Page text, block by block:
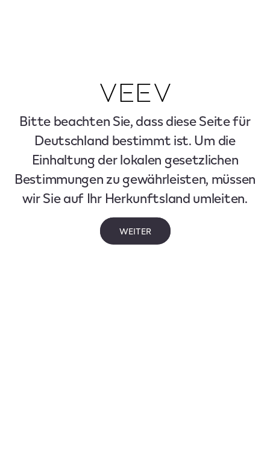
Bitte beachten Sie, dass diese Seite für
Deutschland bestimmt ist. Um die
Einhaltung der lokalen gesetzlichen
Bestimmungen zu gewährleisten, müssen
wir Sie auf Ihr Herkunftsland umleiten.
WEITER